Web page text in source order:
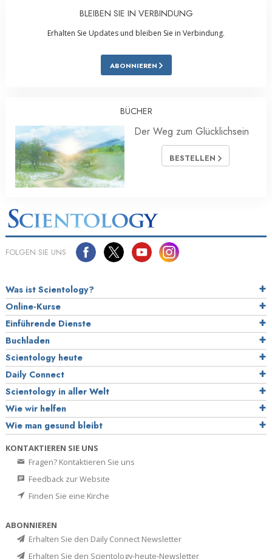
BLEIBEN SIE IN VERBINDUNG
Erhalten Sie Updates und bleiben Sie in Verbindung.
ABONNIEREN
BÜCHER
Der Weg zum Glücklichsein
BESTELLEN
FOLGEN SIE UNS
Was ist Scientology?
Online-Kurse
Einführende Dienste
Buchladen
Scientology heute
Daily Connect
Scientology in aller Welt
Wie wir helfen
Wie man gesund bleibt
KONTAKTIEREN SIE UNS
Fragen? Kontaktieren Sie uns
Feedback zur Website
Finden Sie eine Kirche
ABONNIEREN
Erhalten Sie den Daily Connect Newsletter
Erhalten Sie den Scientology-heute-Newsletter